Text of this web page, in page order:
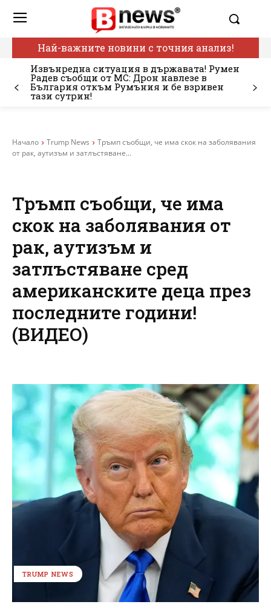
Най-важните новини с точния анализ!
Извънредна ситуация в държавата! Румен
Радев съобщи от МС: Дрон навлезе в
България откъм Румъния и бе взривен
тази сутрин!
Начало Trump News
Тръмп съобщи, че има скок на заболявания
от рак, аутизъм и затлъстяване...
Тръмп съобщи, че има
скок на заболявания от
рак, аутизъм и
затлъстяване сред
американските деца през
последните години!
(ВИДЕО)
TRUMP NEWS